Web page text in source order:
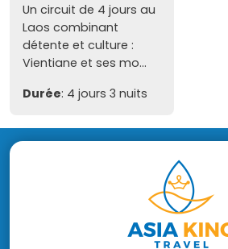
Un circuit de 4 jours au
Laos combinant
détente et culture :
Vientiane et ses mo...
Durée: 4 jours 3 nuits